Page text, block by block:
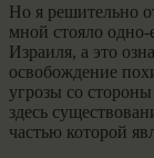
Но я решительно
мной стояло одно-
Израиля, а это
освобождение
угрозы со
здесь
частью которой